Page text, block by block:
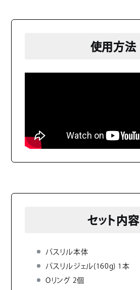
使用方法
セット内容
パスリル本体
パスリルジェル(160g) 1本
Oリング 2個